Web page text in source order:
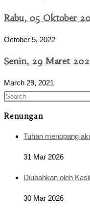
Rabu, 05 Oktober
October 5, 2022
Senin, 29 Maret
March 29, 2021
Renungan
Tuhan menopang
31 Mar 2026
Diubahkan oleh
30 Mar 2026